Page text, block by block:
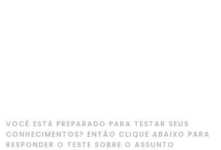
VOCÊ ESTÁ PREPARADO PARA TESTAR SEUS
CONHECIMENTOS? ENTÃO CLIQUE ABAIXO PARA
RESPONDER O TESTE SOBRE O ASSUNTO